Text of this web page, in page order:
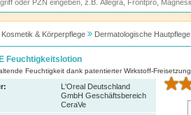
Kosmetik & Körperpflege Dermatologische Hautpflege
Feuchtigkeitslotion
Feuchtigkeit dank patentierter Wirkstoff-Freisetzung
L'Oreal Deutschland
GmbH Geschäftsbereich
CeraVe